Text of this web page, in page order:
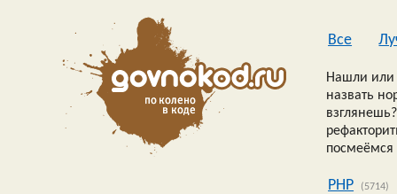
Все
Нашли или
назвать
посмеёмся
PHP (5714)